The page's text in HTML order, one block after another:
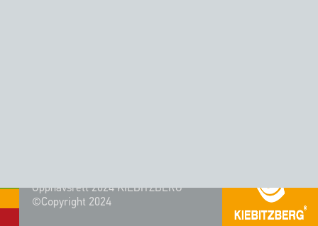
Opphavsrett 2024 KIEBITZBERG®
©Copyright 2024